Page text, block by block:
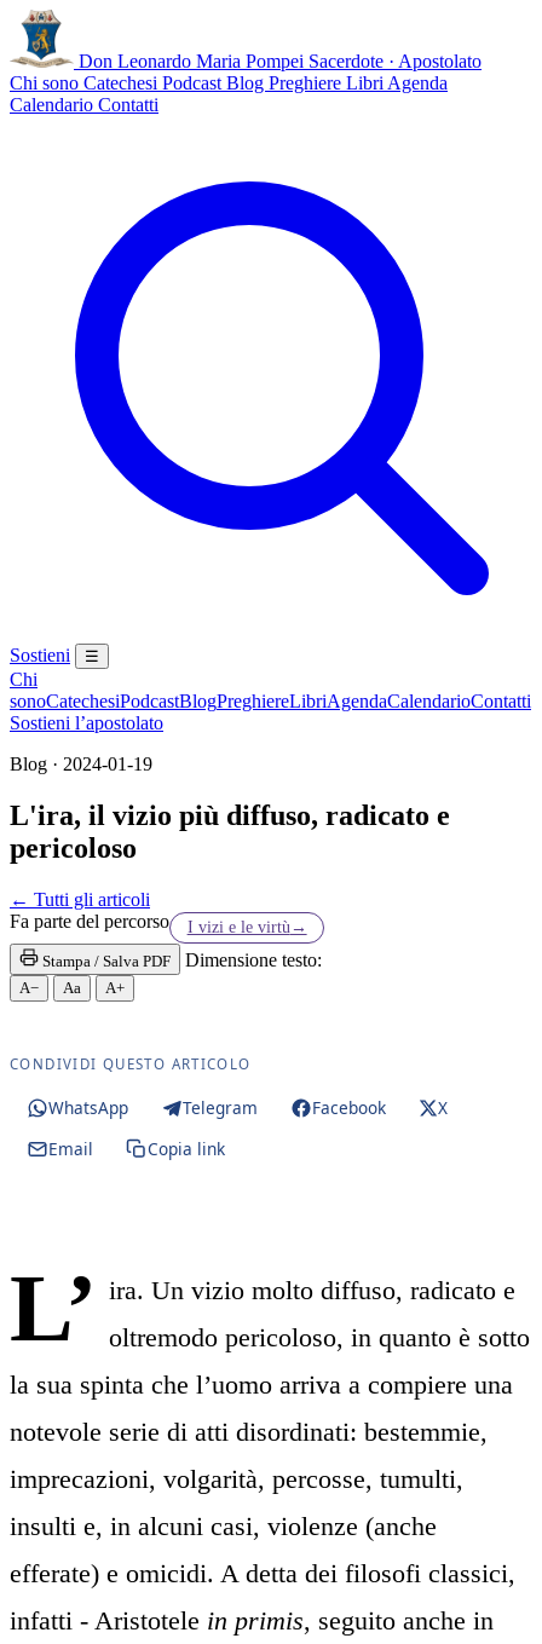
Don Leonardo Maria Pompei Sacerdote · Apostolato
Chi sono Catechesi Podcast Blog Preghiere Libri Agenda
Calendario Contatti
Sostieni ☰
Chi
sonoCatechesiPodcastBlogPreghiereLibriAgendaCalendarioContatti
Sostieni l’apostolato
Blog · 2024-01-19
L'ira, il vizio più diffuso, radicato e
pericoloso
← Tutti gli articoli
Fa parte del percorso
I vizi e le virtù →
Stampa / Salva PDF
Dimensione testo:
A− Aa A+
CONDIVIDI QUESTO ARTICOLO
WhatsApp Telegram Facebook
X
Email
Copia link
L’ ira. Un vizio molto diffuso, radicato e
oltremodo pericoloso, in quanto è sotto
la sua spinta che l’uomo arriva a compiere una
notevole serie di atti disordinati: bestemmie,
imprecazioni, volgarità, percosse, tumulti,
insulti e, in alcuni casi, violenze (anche
efferate) e omicidi. A detta dei filosofi classici,
infatti - Aristotele in primis, seguito anche in